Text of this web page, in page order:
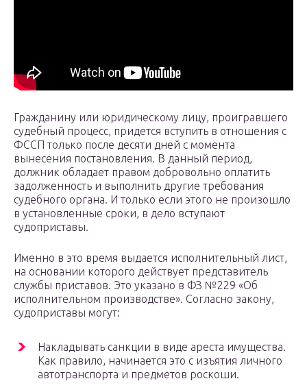
Гражданину или юридическому лицу, проигравшего
судебный процесс, придется вступить в отношения с
ФССП только после десяти дней с момента
вынесения постановления. В данный период,
должник обладает правом добровольно оплатить
задолженность и выполнить другие требования
судебного органа. И только если этого не произошло
в установленные сроки, в дело вступают
судоприставы.
Именно в это время выдается исполнительный лист,
на основании которого действует представитель
службы приставов. Это указано в ФЗ №229 «Об
исполнительном производстве». Согласно закону,
судоприставы могут:
Накладывать санкции в виде ареста имущества.
Как правило, начинается это с изъятия личного
автотранспорта и предметов роскоши.